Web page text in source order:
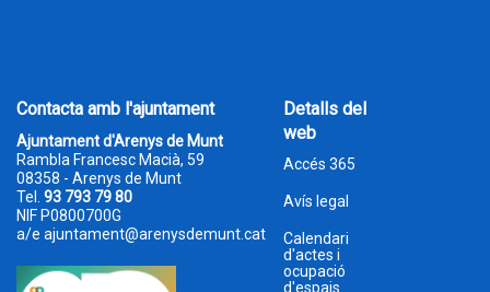
Contacta amb l'ajuntament
Ajuntament d'Arenys de Munt
Rambla Francesc Macià, 59
08358 - Arenys de Munt
Tel. 93 793 79 80
NIF P0800700G
a/e ajuntament@arenysdemunt.cat
Detalls del
web
Accés 365
Avís legal
Calendari
d'actes i
ocupació
d'espais